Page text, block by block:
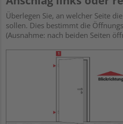
Überlegen Sie, an welcher Seite
sollen. Dies bestimmt die
(Ausnahme: nach beiden Seiten